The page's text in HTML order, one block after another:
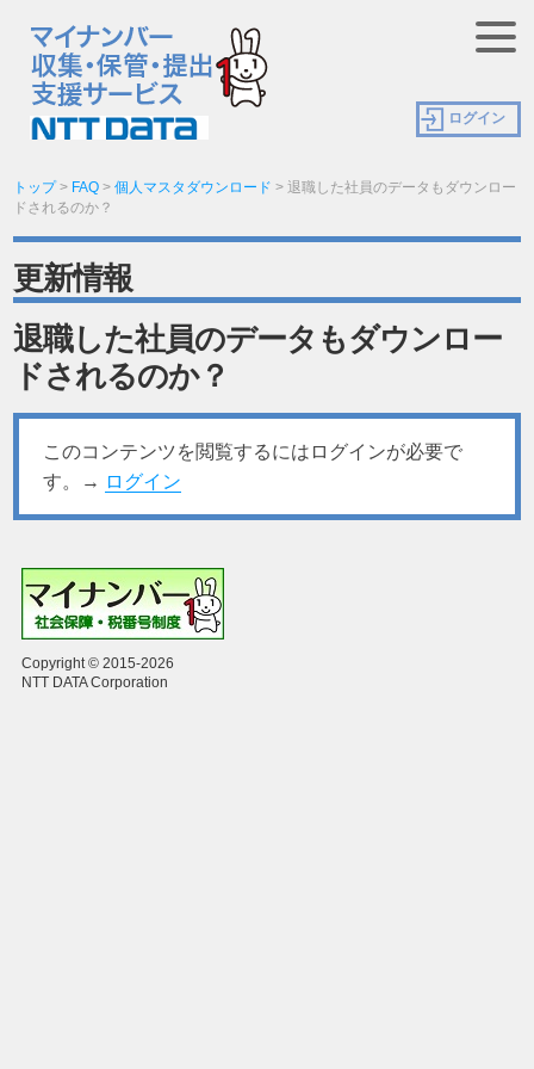
ログイン
トップ> FAQ >個人マスタダウンロード >退職した社員のデータもダウンロー
ドされるのか？
更新情報
退職した社員のデータもダウンロー
ドされるのか？
このコンテンツを閲覧するにはログインが必要で
す。→ ログイン
Copyright © 2015-2026
NTT DATA Corporation